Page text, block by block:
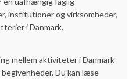
institutioner og virksomheder,
i Danmark.
mellem aktiviteter i Danmark
Du kan læse